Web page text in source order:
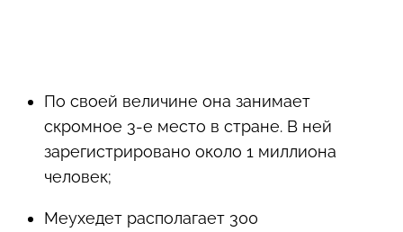
По своей величине она занимает
скромное 3-е место в стране. В ней
зарегистрировано около 1 миллиона
человек;
Меухедет располагает 300